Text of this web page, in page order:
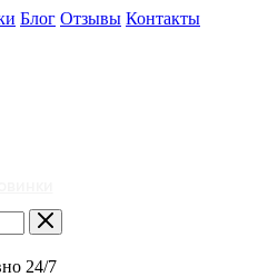
Блог Отзывы Контакты
24/7